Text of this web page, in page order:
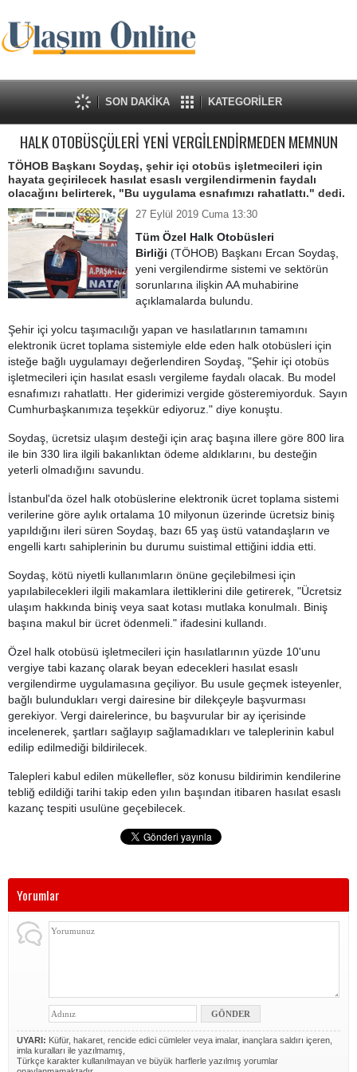
SON DAKİKA KATEGORİLER
HALK OTOBÜSÇÜLERİ YENİ VERGİLENDİRMEDEN MEMNUN
TÖHOB Başkanı Soydaş, şehir içi otobüs işletmecileri için
hayata geçirilecek hasılat esaslı vergilendirmenin faydalı
olacağını belirterek, "Bu uygulama esnafımızı rahatlattı." dedi.
27 Eylül 2019 Cuma 13:30
Tüm Özel Halk Otobüsleri
Birliği (TÖHOB) Başkanı Ercan Soydaş,
yeni vergilendirme sistemi ve sektörün
sorunlarına ilişkin AA muhabirine
açıklamalarda bulundu.
Şehir içi yolcu taşımacılığı yapan ve hasılatlarının tamamını
elektronik ücret toplama sistemiyle elde eden halk otobüsleri için
isteğe bağlı uygulamayı değerlendiren Soydaş, "Şehir içi otobüs
işletmecileri için hasılat esaslı vergileme faydalı olacak. Bu model
esnafımızı rahatlattı. Her giderimizi vergide gösteremiyorduk. Sayın
Cumhurbaşkanımıza teşekkür ediyoruz." diye konuştu.
Soydaş, ücretsiz ulaşım desteği için araç başına illere göre 800 lira
ile bin 330 lira ilgili bakanlıktan ödeme aldıklarını, bu desteğin
yeterli olmadığını savundu.
İstanbul'da özel halk otobüslerine elektronik ücret toplama sistemi
verilerine göre aylık ortalama 10 milyonun üzerinde ücretsiz biniş
yapıldığını ileri süren Soydaş, bazı 65 yaş üstü vatandaşların ve
engelli kartı sahiplerinin bu durumu suistimal ettiğini iddia etti.
Soydaş, kötü niyetli kullanımların önüne geçilebilmesi için
yapılabilecekleri ilgili makamlara ilettiklerini dile getirerek, "Ücretsiz
ulaşım hakkında biniş veya saat kotası mutlaka konulmalı. Biniş
başına makul bir ücret ödenmeli." ifadesini kullandı.
Özel halk otobüsü işletmecileri için hasılatlarının yüzde 10'unu
vergiye tabi kazanç olarak beyan edecekleri hasılat esaslı
vergilendirme uygulamasına geçiliyor. Bu usule geçmek isteyenler,
bağlı bulundukları vergi dairesine bir dilekçeyle başvurması
gerekiyor. Vergi dairelerince, bu başvurular bir ay içerisinde
incelenerek, şartları sağlayıp sağlamadıkları ve taleplerinin kabul
edilip edilmediği bildirilecek.
Talepleri kabul edilen mükellefler, söz konusu bildirimin kendilerine
tebliğ edildiği tarihi takip eden yılın başından itibaren hasılat esaslı
kazanç tespiti usulüne geçebilecek.
Yorumlar
UYARI: Küfür, hakaret, rencide edici cümleler veya imalar, inançlara saldırı içeren,
imla kuralları ile yazılmamış,
Türkçe karakter kullanılmayan ve büyük harflerle yazılmış yorumlar